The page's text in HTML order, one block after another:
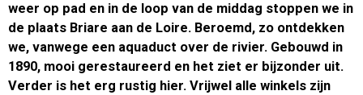
weer op pad en in de loop van de middag stoppen we in
de plaats Briare aan de Loire. Beroemd, zo ontdekken
we, vanwege een aquaduct over de rivier. Gebouwd in
1890, mooi gerestaureerd en het ziet er bijzonder uit.
Verder is het erg rustig hier. Vrijwel alle winkels zijn